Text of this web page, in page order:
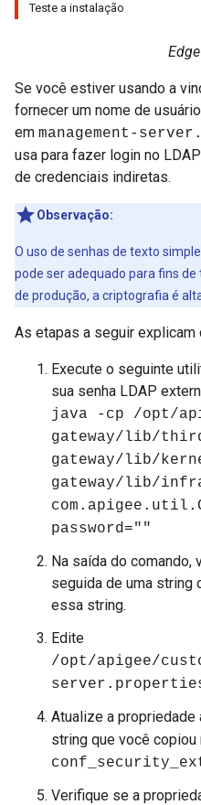
Teste a instalação
Se você estiver usando a
fornecer um nome de
em management-
usa para fazer login no
de credenciais indiretas.
Observação:
O uso de senhas de texto
pode ser adequado para fins
de produção, a criptografia é
As etapas a seguir explicam
Execute o seguinte
sua senha LDAP
java -cp /opt/
gateway/lib/
gateway/lib/
gateway/lib/
password=" "
Na saída do comando,
seguida de uma string
essa string.
Edite
/opt/apigee/
Atualize a
string que você copiou
Verifique se a